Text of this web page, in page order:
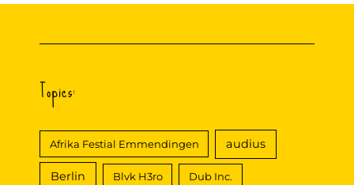
Topics:
Afrika Festial Emmendingen audius
Berlin Blvk H3ro Dub Inc.